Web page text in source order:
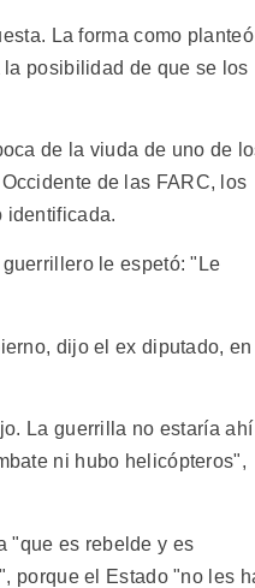
La forma como planteó
posibilidad de que se los
de la viuda de uno de
de las FARC, los
identificada.
le espetó: "Le
dijo el ex diputado, en
La guerrilla no estaría ahí
ni hubo helicópteros",
"que es rebelde y es
porque el Estado "no les